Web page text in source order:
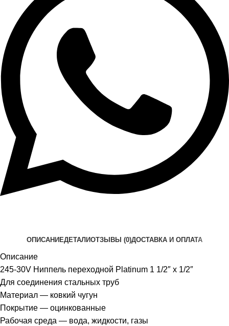
ОПИСАНИЕДЕТАЛИОТЗЫВЫ (0)ДОСТАВКА И ОПЛАТА
Описание
245-30V Ниппель переходной Platinum 1 1/2″ х 1/2″
Для соединения стальных труб
Материал — ковкий чугун
Покрытие — оцинкованные
Рабочая среда — вода, жидкости, газы